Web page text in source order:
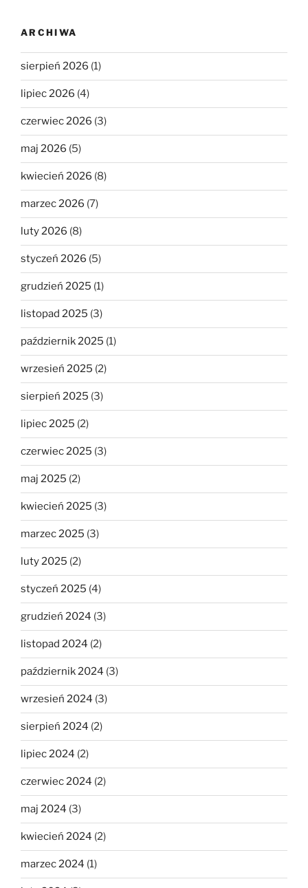
ARCHIWA
sierpień 2026 (1)
lipiec 2026 (4)
czerwiec 2026 (3)
maj 2026 (5)
kwiecień 2026 (8)
marzec 2026 (7)
luty 2026 (8)
styczeń 2026 (5)
grudzień 2025 (1)
listopad 2025 (3)
październik 2025 (1)
wrzesień 2025 (2)
sierpień 2025 (3)
lipiec 2025 (2)
czerwiec 2025 (3)
maj 2025 (2)
kwiecień 2025 (3)
marzec 2025 (3)
luty 2025 (2)
styczeń 2025 (4)
grudzień 2024 (3)
listopad 2024 (2)
październik 2024 (3)
wrzesień 2024 (3)
sierpień 2024 (2)
lipiec 2024 (2)
czerwiec 2024 (2)
maj 2024 (3)
kwiecień 2024 (2)
marzec 2024 (1)